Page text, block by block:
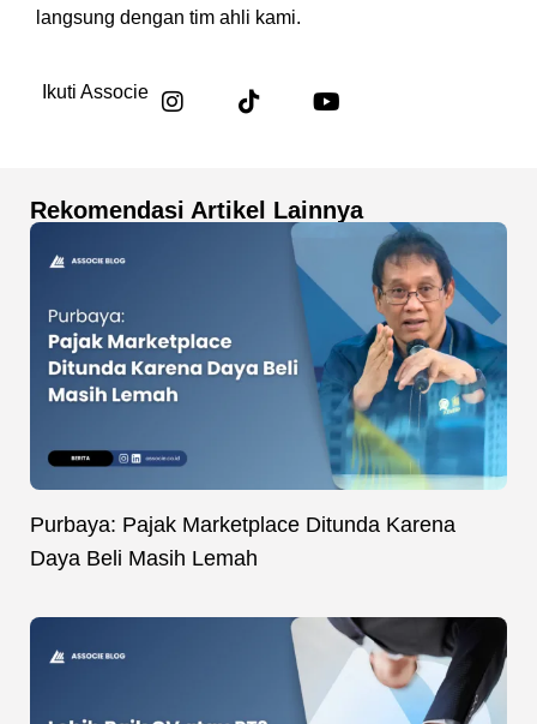
langsung dengan tim ahli kami.
Ikuti Associe
Rekomendasi Artikel Lainnya
Purbaya: Pajak Marketplace Ditunda Karena
Daya Beli Masih Lemah